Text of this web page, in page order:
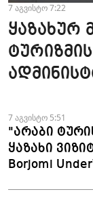
7 აგვისტო 7:22
ყაზახურ
მომზადდა
7 აგვისტო 5:51
"არაბი
ყაზახი
Borjomi